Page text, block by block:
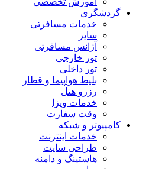
گردشگری
خدمات مسافرتی
سایر
آژانس مسافرتی
تور خارجی
تور داخلی
بلیط هواپیما و قطار
رزرو هتل
خدمات ویزا
وقت سفارت
کامپیوتر و شبکه
خدمات اینترنت
طراحی سایت
هاستینگ و دامنه